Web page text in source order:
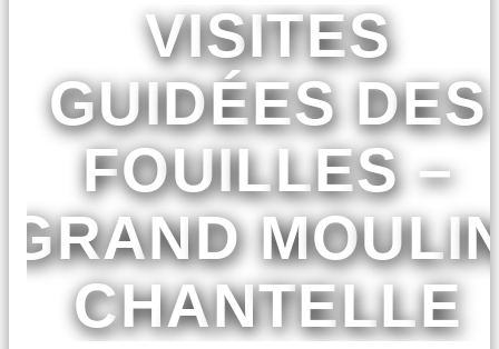
VISITES
GUIDÉES DES
FOUILLES –
GRAND
CHANTELLE